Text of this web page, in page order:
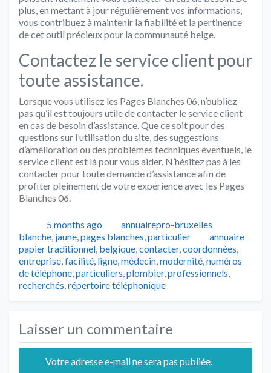
plus, en mettant à jour régulièrement vos informations,
vous contribuez à maintenir la fiabilité et la pertinence
de cet outil précieux pour la communauté belge.
Contactez le service client pour
toute assistance.
Lorsque vous utilisez les Pages Blanches 06, n’oubliez
pas qu’il est toujours utile de contacter le service client
en cas de besoin d’assistance. Que ce soit pour des
questions sur l’utilisation du site, des suggestions
d’amélioration ou des problèmes techniques éventuels, le
service client est là pour vous aider. N’hésitez pas à les
contacter pour toute demande d’assistance afin de
profiter pleinement de votre expérience avec les Pages
Blanches 06.
Publié5 months ago Auteur
annuairepro-bruxelles
blanche, jaune,pages blanches,particulier Tags
annuaire
papier traditionnel, belgique,contacter,coordonnées,
entreprise,facilité, ligne,médecin,modernité,numéros
de téléphone,particuliers,plombier,professionnels,
recherchés,répertoire téléphonique
Laisser un commentaire
Votre adresse e-mail ne sera pas publiée.